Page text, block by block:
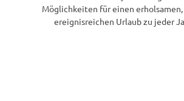
Möglichkeiten für einen
ereignisreichen Urlaub zu jeder